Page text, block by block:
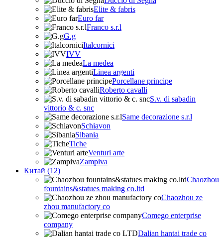
Elite & fabris
Euro far
Franco s.r.l
G.g
Italcornici
IVV
La medea
Linea argenti
Porcellane principe
Roberto cavalli
S.v. di sabadin
vittorio & c. snc
Same decorazione s.r.l
Schiavon
Sibania
Tiche
Venturi arte
Zampiva
Китай (12)
Chaozhou
fountains&statues making co.ltd
Chaozhou ze
zhou manufactory co
Comego enterprise
company
Dalian hantai trade co